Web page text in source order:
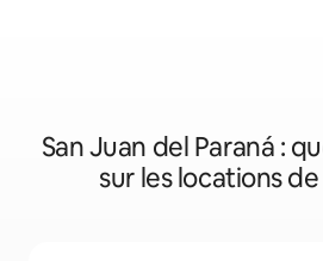
San Juan del Paraná :
sur les locations